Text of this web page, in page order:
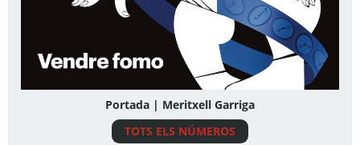
Portada | Meritxell Garriga
TOTS ELS NÚMEROS